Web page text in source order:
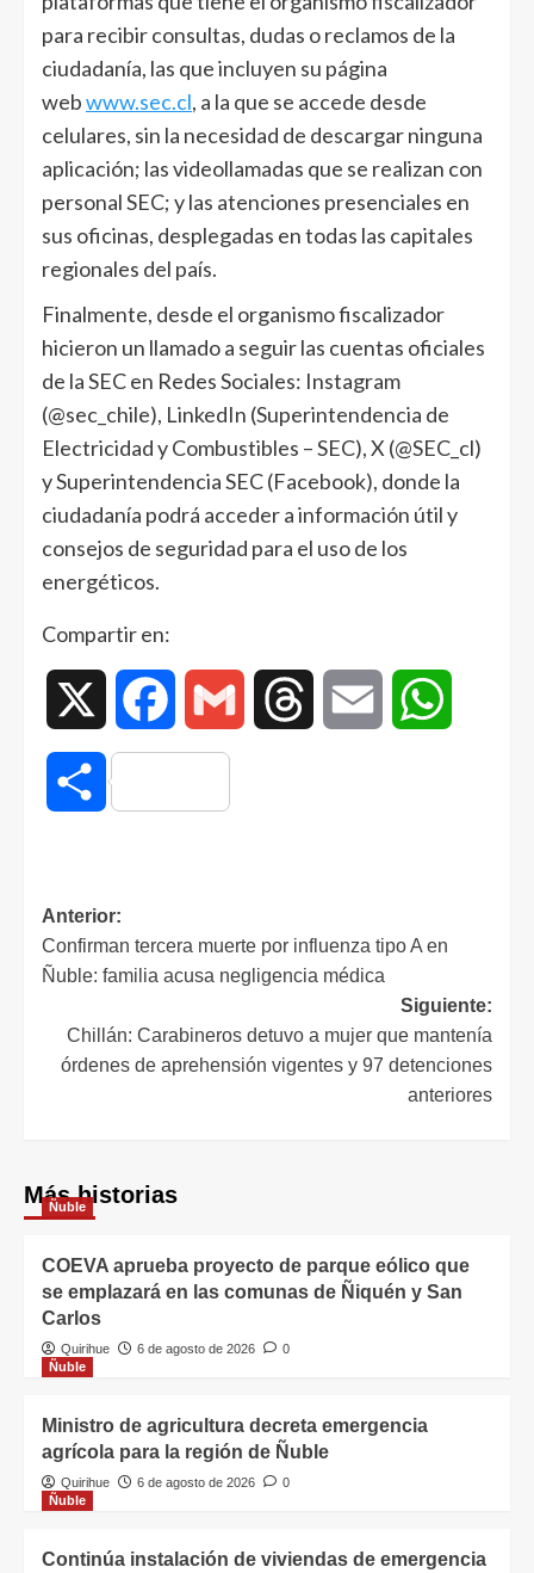
para recibir consultas, dudas o reclamos de la
ciudadanía, las que incluyen su página
webwww.sec.cl, a la que se accede desde
celulares, sin la necesidad de descargar ninguna
aplicación; las videollamadas que se realizan con
personal SEC; y las atenciones presenciales en
sus oficinas, desplegadas en todas las capitales
regionales del país.
Finalmente, desde el organismo fiscalizador
hicieron un llamado a seguir las cuentas oficiales
de la SEC en Redes Sociales: Instagram
(@sec_chile), LinkedIn (Superintendencia de
Electricidad y Combustibles – SEC), X (@SEC_cl)
y Superintendencia SEC (Facebook), donde la
ciudadanía podrá acceder a información útil y
consejos de seguridad para el uso de los
energéticos.
Compartir en:
Facebook Gmail Threads Email
Compartir
Anterior:
Confirman tercera muerte por influenza tipo A en
Ñuble: familia acusa negligencia médica
Siguiente:
Chillán: Carabineros detuvo a mujer que mantenía
órdenes de aprehensión vigentes y 97 detenciones
anteriores
Más historias
Ñuble
COEVA aprueba proyecto de parque eólico que
se emplazará en las comunas de Ñiquén y San
Carlos
Quirihue 6 de agosto de 2026
0
Ñuble
Ministro de agricultura decreta emergencia
agrícola para la región de Ñuble
Quirihue 6 de agosto de 2026
0
Ñuble
Continúa instalación de viviendas de emergencia